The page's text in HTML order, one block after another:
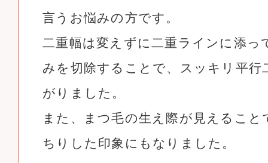
言うお悩みの方です。
二重幅は変えずに二重ラインに添っ
みを切除することで、スッキリ平行
がりました。
また、まつ毛の生え際が見えること
ちりした印象にもなりました。